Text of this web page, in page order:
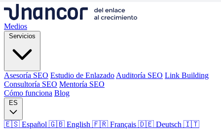
Medios
Servicios
Asesoría SEO Estudio de Enlazado Auditoría SEO Link Building
Consultoría SEO Mentoría SEO
Cómo funciona Blog
ES
🇪🇸 Español 🇬🇧 English 🇫🇷 Français 🇩🇪 Deutsch 🇮🇹